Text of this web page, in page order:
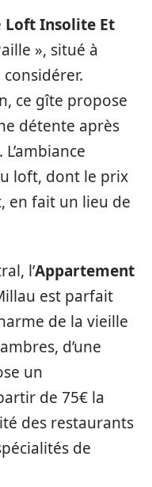
Loft Insolite Et
», situé à
ce gîte propose
détente après
loft, dont le prix
en fait un lieu de
l’Appartement
est parfait
de la vieille
d’une
un
de 75€ la
des restaurants
de